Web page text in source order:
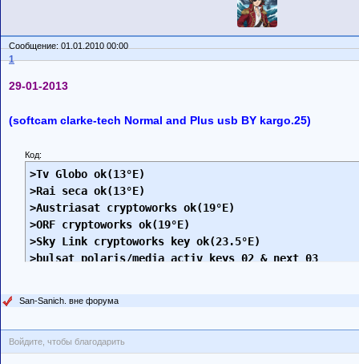
Сообщение: 01.01.2010 00:00
1
29-01-2013
(softcam clarke-tech Normal and Plus usb BY kargo.25)
Код:
>Tv Globo ok(13°E)
>Rai seca ok(13°E)
>Austriasat cryptoworks ok(19°E)
>ORF cryptoworks ok(19°E)
>Sky Link cryptoworks key ok(23.5°E)
>bulsat polaris/media activ keys 02 & next 03
San-Sanich. вне форума
Войдите, чтобы благодарить